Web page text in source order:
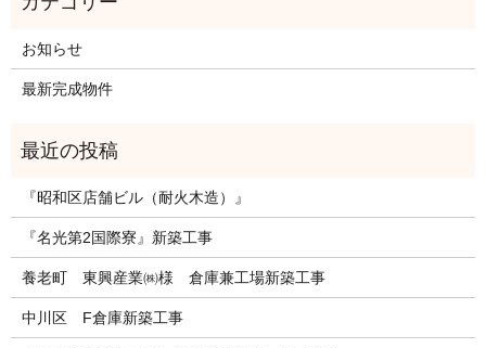
お知らせ
最新完成物件
『昭和区店舗ビル（耐火木造）』
『名光第2国際寮』新築工事
養老町 東興産業㈱様 倉庫兼工場新築工事
中川区 F倉庫新築工事